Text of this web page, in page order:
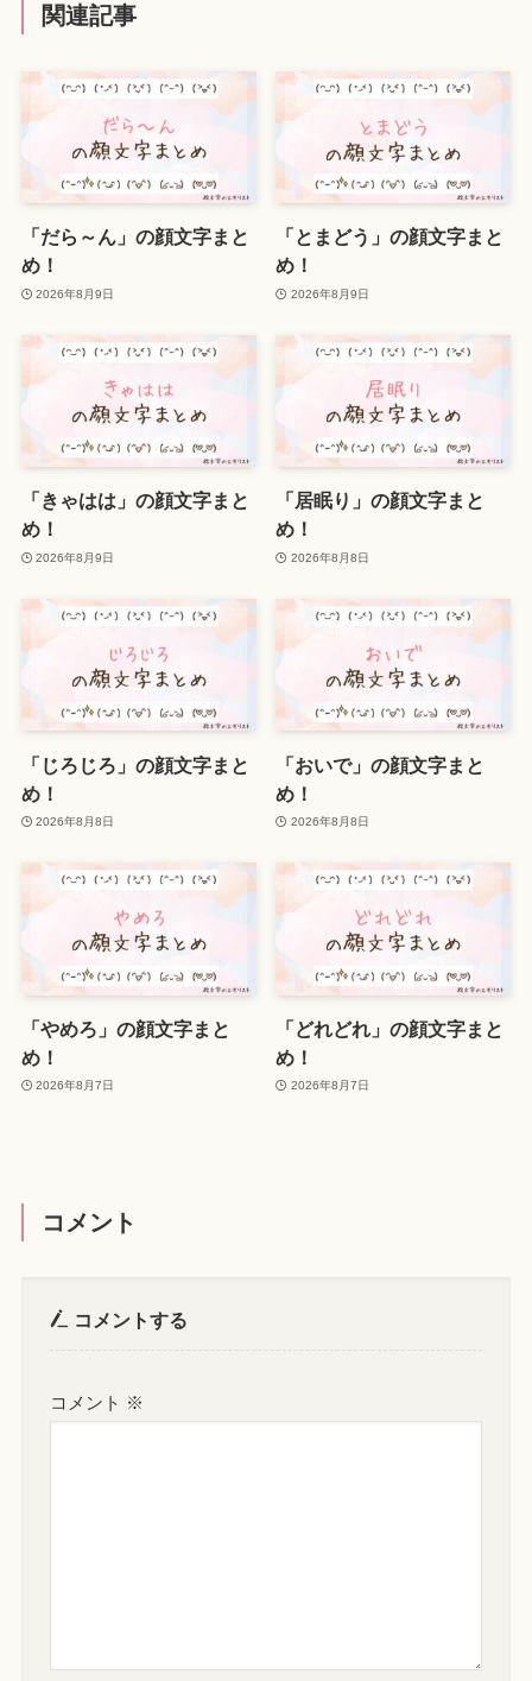
関連記事
「だら～ん」の顔文字まと
め！
2026年8月9日
「とまどう」の顔文字まと
め！
2026年8月9日
「きゃはは」の顔文字まと
め！
2026年8月9日
「居眠り」の顔文字まと
め！
2026年8月8日
「じろじろ」の顔文字まと
め！
2026年8月8日
「おいで」の顔文字まと
め！
2026年8月8日
「やめろ」の顔文字まと
め！
2026年8月7日
「どれどれ」の顔文字まと
め！
2026年8月7日
コメント
コメントする
コメント ※